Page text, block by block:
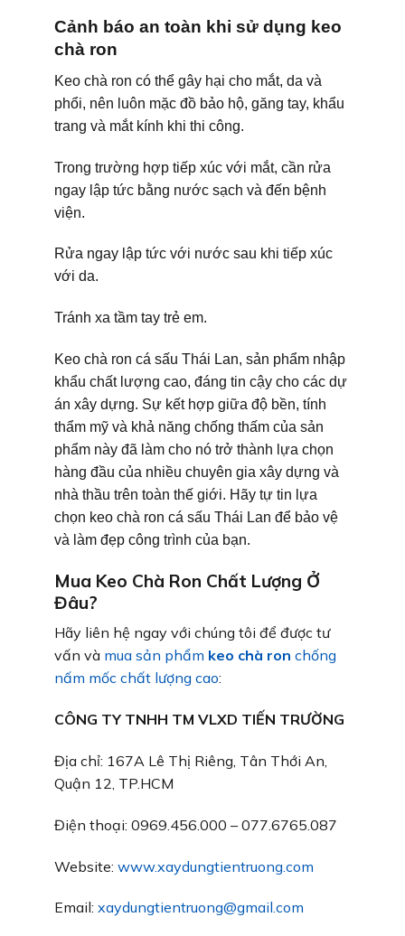
Cảnh báo an toàn khi sử dụng keo
chà ron
Keo chà ron có thể gây hại cho mắt, da và
phổi, nên luôn mặc đồ bảo hộ, găng tay, khẩu
trang và mắt kính khi thi công.
Trong trường hợp tiếp xúc với mắt, cần rửa
ngay lập tức bằng nước sạch và đến bệnh
viện.
Rửa ngay lập tức với nước sau khi tiếp xúc
với da.
Tránh xa tầm tay trẻ em.
Keo chà ron cá sấu Thái Lan, sản phẩm nhập
khẩu chất lượng cao, đáng tin cậy cho các dự
án xây dựng. Sự kết hợp giữa độ bền, tính
thẩm mỹ và khả năng chống thấm của sản
phẩm này đã làm cho nó trở thành lựa chọn
hàng đầu của nhiều chuyên gia xây dựng và
nhà thầu trên toàn thế giới. Hãy tự tin lựa
chọn keo chà ron cá sấu Thái Lan để bảo vệ
và làm đẹp công trình của bạn.
Mua Keo Chà Ron Chất Lượng Ở
Đâu?
Hãy liên hệ ngay với chúng tôi để được tư
vấn và mua sản phẩm keo chà ron chống
nấm mốc chất lượng cao:
CÔNG TY TNHH TM VLXD TIẾN TRƯỜNG
Địa chỉ: 167A Lê Thị Riêng, Tân Thới An,
Quận 12, TP.HCM
Điện thoại: 0969.456.000 – 077.6765.087
Website: www.xaydungtientruong.com
Email: xaydungtientruong@gmail.com